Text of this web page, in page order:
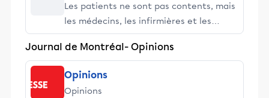
Les patients ne sont pas contents, mais
les médecins, les infirmières et les
préposés non plus.
Journal de Montréal- Opinions
Opinions
Opinions